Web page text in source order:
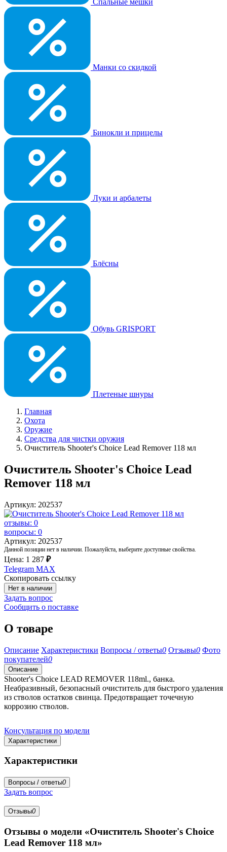
Спальные мешки
Манки со скидкой
Бинокли и прицелы
Луки и арбалеты
Блёсны
Обувь GRISPORT
Плетеные шнуры
Главная
Охота
Оружие
Средства для чистки оружия
Очиститель Shooter's Choice Lead Remover 118 мл
Очиститель Shooter's Choice Lead
Remover 118 мл
Артикул: 202537
отзывы: 0
вопросы: 0
Артикул: 202537
Данной позиции нет в наличии. Пожалуйста, выберите доступные свойства.
Цена: 1 287 ₽
Telegram MAX
Скопировать ссылку
Нет в наличии
Задать вопрос
Сообщить о поставке
О товаре
Описание Характеристики Вопросы / ответы0 Отзывы0 Фото
покупателей0
Описание
Shooter's Choice LEAD REMOVER 118ml., банка.
Неабразивный, безопасный очиститель для быстрого удаления
из стволов остатков свинца. Предотвращает точечную
коррозию стволов.
Консультация по модели
Характеристики
Характеристики
Вопросы / ответы0
Задать вопрос
Отзывы0
Отзывы о модели «Очиститель Shooter's Choice
Lead Remover 118 мл»